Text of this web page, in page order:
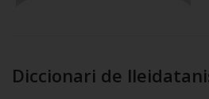
Diccionari de